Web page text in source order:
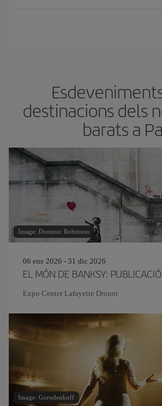
destinacions dels
barats a
Image: Dominic Robinson
06 ene 2026 - 31 dic 2026
EL MÓN DE BANKSY: PUBLICACIÓ
Expo Center Lafayette Drouot
Image: Gorodenkoff